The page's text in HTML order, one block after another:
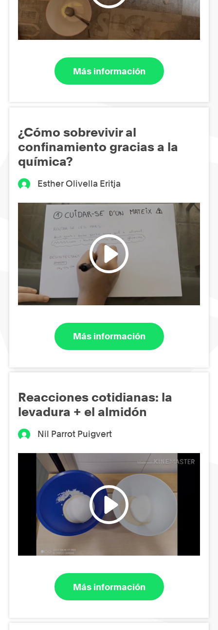
Más información
¿Cómo sobrevivir al
confinamiento gracias a la
química?
Esther Olivella Eritja
Más información
Reacciones cotidianas: la
levadura + el almidón
Nil Parrot Puigvert
Más información